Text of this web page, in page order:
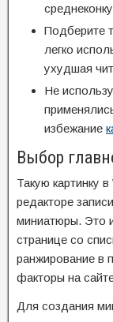
Подберите
легко
ухудшая
Не
избежание
Выбор
Такую картинку
редакторе
миниатюры. Это
странице со
ранжирование в
факторы на
Для создания